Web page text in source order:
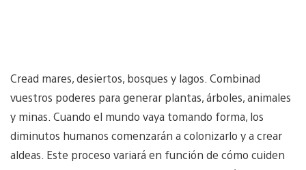
Cread mares, desiertos, bosques y lagos. Combinad
vuestros poderes para generar plantas, árboles, animales
y minas. Cuando el mundo vaya tomando forma, los
diminutos humanos comenzarán a colonizarlo y a crear
aldeas. Este proceso variará en función de cómo cuiden